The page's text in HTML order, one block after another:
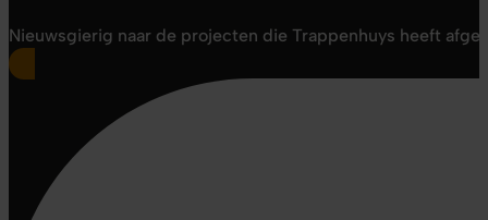
Nieuwsgierig naar de projecten die Trappenhuys heeft